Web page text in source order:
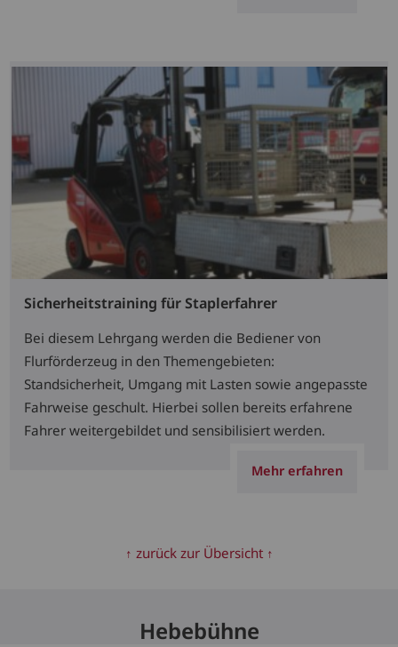
Sicherheitstraining für Staplerfahrer
Bei diesem Lehrgang werden die Bediener von
Flurförderzeug in den Themengebieten:
Standsicherheit, Umgang mit Lasten sowie angepasste
Fahrweise geschult. Hierbei sollen bereits erfahrene
Fahrer weitergebildet und sensibilisiert werden.
Mehr erfahren
↑ zurück zur Übersicht ↑
Hebebühne